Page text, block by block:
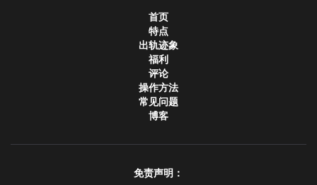
首页
特点
出轨迹象
福利
评论
操作方法
常见问题
博客
免责声明：